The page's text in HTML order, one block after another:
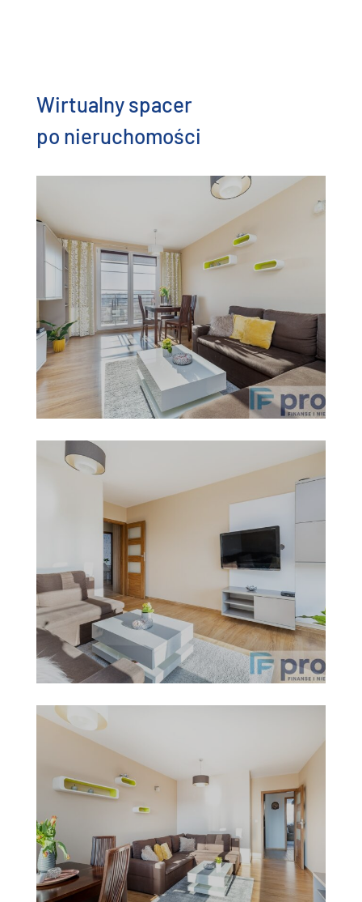
Wirtualny spacer
po nieruchomości